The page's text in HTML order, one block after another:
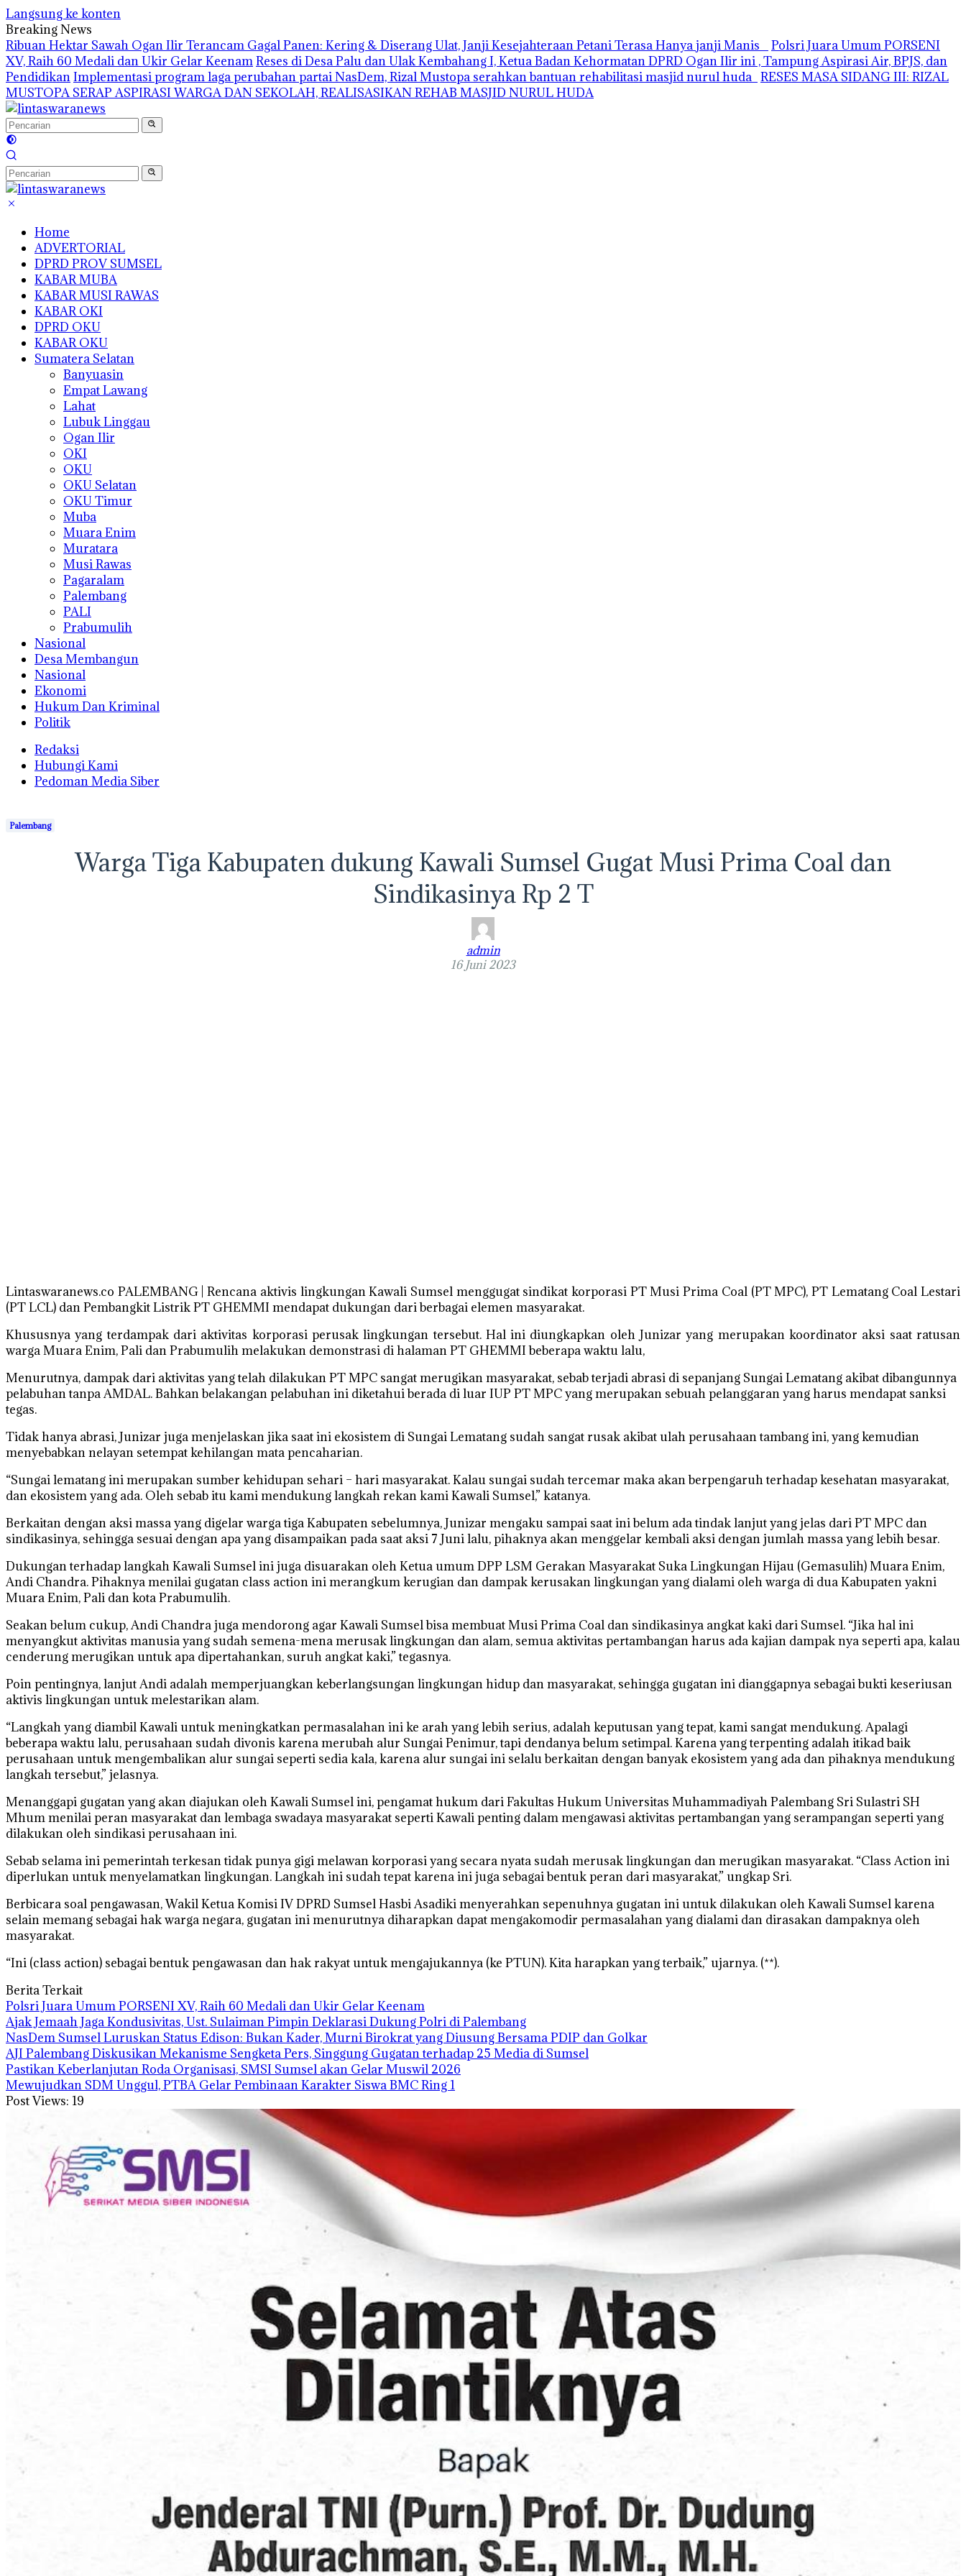
Langsung ke konten
Breaking News
Ribuan Hektar Sawah Ogan Ilir Terancam Gagal Panen: Kering & Diserang Ulat, Janji Kesejahteraan Petani Terasa Hanya janji Manis
Polsri Juara Umum PORSENI
XV, Raih 60 Medali dan Ukir Gelar KeenamReses di Desa Palu dan Ulak Kembahang I, Ketua Badan Kehormatan DPRD Ogan Ilir ini , Tampung Aspirasi Air, BPJS, dan
PendidikanImplementasi program laga perubahan partai NasDem, Rizal Mustopa serahkan bantuan rehabilitasi masjid nurul huda RESES MASA SIDANG III: RIZAL
MUSTOPA SERAP ASPIRASI WARGA DAN SEKOLAH, REALISASIKAN REHAB MASJID NURUL HUDA
Home
ADVERTORIAL
DPRD PROV SUMSEL
KABAR MUBA
KABAR MUSI RAWAS
KABAR OKI
DPRD OKU
KABAR OKU
Sumatera Selatan
Banyuasin
Empat Lawang
Lahat
Lubuk Linggau
Ogan Ilir
OKI
OKU
OKU Selatan
OKU Timur
Muba
Muara Enim
Muratara
Musi Rawas
Pagaralam
Palembang
PALI
Prabumulih
Nasional
Desa Membangun
Nasional
Ekonomi
Hukum Dan Kriminal
Politik
Redaksi
Hubungi Kami
Pedoman Media Siber
Palembang
Warga Tiga Kabupaten dukung Kawali Sumsel Gugat Musi Prima Coal dan
Sindikasinya Rp 2 T
admin
16 Juni 2023
Lintaswaranews.co PALEMBANG | Rencana aktivis lingkungan Kawali Sumsel menggugat sindikat korporasi PT Musi Prima Coal (PT MPC), PT Lematang Coal Lestari
(PT LCL) dan Pembangkit Listrik PT GHEMMI mendapat dukungan dari berbagai elemen masyarakat.
Khususnya yang terdampak dari aktivitas korporasi perusak lingkungan tersebut. Hal ini diungkapkan oleh Junizar yang merupakan koordinator aksi saat ratusan
warga Muara Enim, Pali dan Prabumulih melakukan demonstrasi di halaman PT GHEMMI beberapa waktu lalu,
Menurutnya, dampak dari aktivitas yang telah dilakukan PT MPC sangat merugikan masyarakat, sebab terjadi abrasi di sepanjang Sungai Lematang akibat dibangunnya
pelabuhan tanpa AMDAL. Bahkan belakangan pelabuhan ini diketahui berada di luar IUP PT MPC yang merupakan sebuah pelanggaran yang harus mendapat sanksi
tegas.
Tidak hanya abrasi, Junizar juga menjelaskan jika saat ini ekosistem di Sungai Lematang sudah sangat rusak akibat ulah perusahaan tambang ini, yang kemudian
menyebabkan nelayan setempat kehilangan mata pencaharian.
“Sungai lematang ini merupakan sumber kehidupan sehari – hari masyarakat. Kalau sungai sudah tercemar maka akan berpengaruh terhadap kesehatan masyarakat,
dan ekosistem yang ada. Oleh sebab itu kami mendukung langkah rekan kami Kawali Sumsel,” katanya.
Berkaitan dengan aksi massa yang digelar warga tiga Kabupaten sebelumnya, Junizar mengaku sampai saat ini belum ada tindak lanjut yang jelas dari PT MPC dan
sindikasinya, sehingga sesuai dengan apa yang disampaikan pada saat aksi 7 Juni lalu, pihaknya akan menggelar kembali aksi dengan jumlah massa yang lebih besar.
Dukungan terhadap langkah Kawali Sumsel ini juga disuarakan oleh Ketua umum DPP LSM Gerakan Masyarakat Suka Lingkungan Hijau (Gemasulih) Muara Enim,
Andi Chandra. Pihaknya menilai gugatan class action ini merangkum kerugian dan dampak kerusakan lingkungan yang dialami oleh warga di dua Kabupaten yakni
Muara Enim, Pali dan kota Prabumulih.
Seakan belum cukup, Andi Chandra juga mendorong agar Kawali Sumsel bisa membuat Musi Prima Coal dan sindikasinya angkat kaki dari Sumsel. “Jika hal ini
menyangkut aktivitas manusia yang sudah semena-mena merusak lingkungan dan alam, semua aktivitas pertambangan harus ada kajian dampak nya seperti apa, kalau
cenderung merugikan untuk apa dipertahankan, suruh angkat kaki,” tegasnya.
Poin pentingnya, lanjut Andi adalah memperjuangkan keberlangsungan lingkungan hidup dan masyarakat, sehingga gugatan ini dianggapnya sebagai bukti keseriusan
aktivis lingkungan untuk melestarikan alam.
“Langkah yang diambil Kawali untuk meningkatkan permasalahan ini ke arah yang lebih serius, adalah keputusan yang tepat, kami sangat mendukung. Apalagi
beberapa waktu lalu, perusahaan sudah divonis karena merubah alur Sungai Penimur, tapi dendanya belum setimpal. Karena yang terpenting adalah itikad baik
perusahaan untuk mengembalikan alur sungai seperti sedia kala, karena alur sungai ini selalu berkaitan dengan banyak ekosistem yang ada dan pihaknya mendukung
langkah tersebut,” jelasnya.
Menanggapi gugatan yang akan diajukan oleh Kawali Sumsel ini, pengamat hukum dari Fakultas Hukum Universitas Muhammadiyah Palembang Sri Sulastri SH
Mhum menilai peran masyarakat dan lembaga swadaya masyarakat seperti Kawali penting dalam mengawasi aktivitas pertambangan yang serampangan seperti yang
dilakukan oleh sindikasi perusahaan ini.
Sebab selama ini pemerintah terkesan tidak punya gigi melawan korporasi yang secara nyata sudah merusak lingkungan dan merugikan masyarakat. “Class Action ini
diperlukan untuk menyelamatkan lingkungan. Langkah ini sudah tepat karena ini juga sebagai bentuk peran dari masyarakat,” ungkap Sri.
Berbicara soal pengawasan, Wakil Ketua Komisi IV DPRD Sumsel Hasbi Asadiki menyerahkan sepenuhnya gugatan ini untuk dilakukan oleh Kawali Sumsel karena
selain memang sebagai hak warga negara, gugatan ini menurutnya diharapkan dapat mengakomodir permasalahan yang dialami dan dirasakan dampaknya oleh
masyarakat.
“Ini (class action) sebagai bentuk pengawasan dan hak rakyat untuk mengajukannya (ke PTUN). Kita harapkan yang terbaik,” ujarnya. (**).
Berita Terkait
Polsri Juara Umum PORSENI XV, Raih 60 Medali dan Ukir Gelar Keenam
Ajak Jemaah Jaga Kondusivitas, Ust. Sulaiman Pimpin Deklarasi Dukung Polri di Palembang
NasDem Sumsel Luruskan Status Edison: Bukan Kader, Murni Birokrat yang Diusung Bersama PDIP dan Golkar
AJI Palembang Diskusikan Mekanisme Sengketa Pers, Singgung Gugatan terhadap 25 Media di Sumsel
Pastikan Keberlanjutan Roda Organisasi, SMSI Sumsel akan Gelar Muswil 2026
Mewujudkan SDM Unggul, PTBA Gelar Pembinaan Karakter Siswa BMC Ring 1
Post Views: 19